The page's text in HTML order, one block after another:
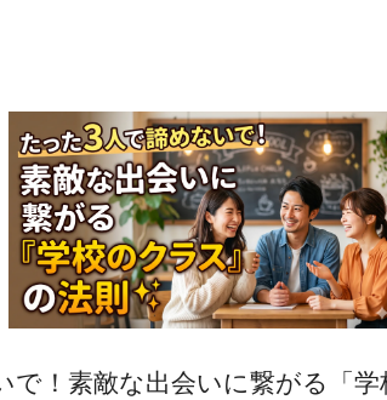
で！素敵な出会いに繋がる「学